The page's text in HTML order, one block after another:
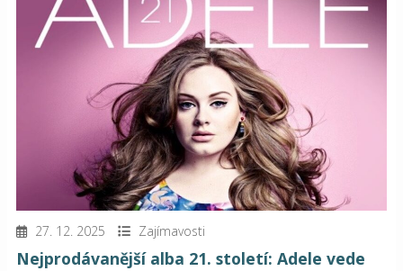
27. 12. 2025 Zajímavosti
Nejprodávanější alba 21. století: Adele vede